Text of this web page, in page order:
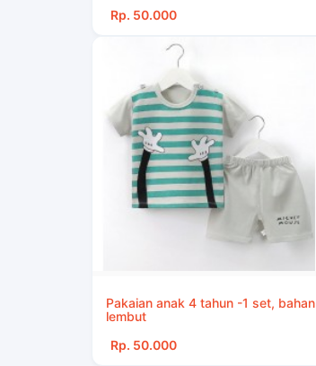
Rp. 50.000
Pakaian anak 4 tahun -1 set, bahan
lembut
Rp. 50.000